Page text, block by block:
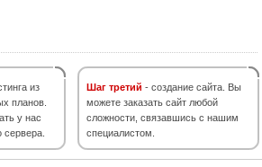
из
планов.
у нас
сервера.
Шаг третий - создание сайта. Вы
можете заказать сайт любой
сложности, связавшись с нашим
специалистом.